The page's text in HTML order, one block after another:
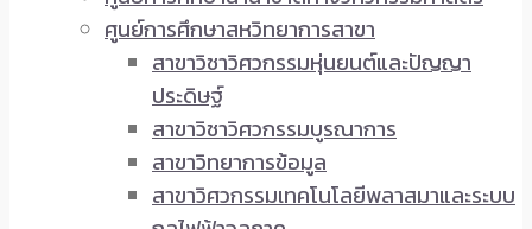
ศูนย์การศึกษาสหวิทยาการสาขา
สาขาวิชาวิศวกรรมหุ่นยนต์และปัญญา
ประดิษฐ์
สาขาวิชาวิศวกรรมบูรณาการ
สาขาวิทยาการข้อมูล
สาขาวิศวกรรมเทคโนโลยีพลาสมาและระบบ